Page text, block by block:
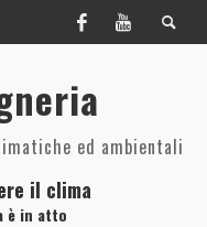
ed ambientali
il clima
è in atto